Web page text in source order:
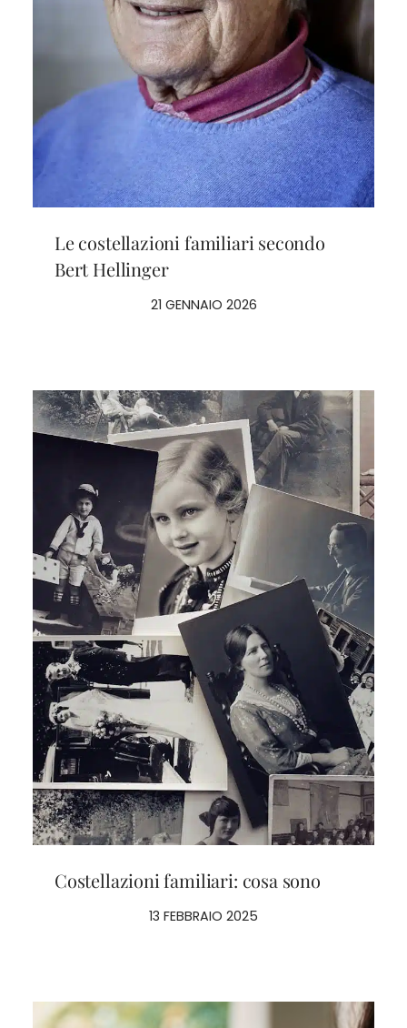
Le costellazioni familiari secondo
Bert Hellinger
21 GENNAIO 2026
Costellazioni familiari: cosa sono
13 FEBBRAIO 2025